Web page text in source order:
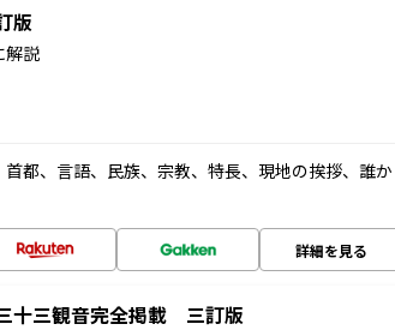
版
解説
都、言語、民族、宗教、特長、現地の挨拶、誰か
詳細を見る
十三観音完全掲載 三訂版